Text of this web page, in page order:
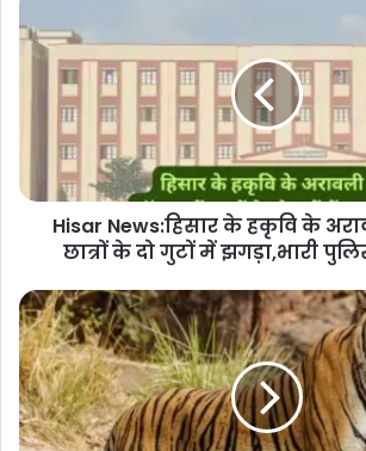
मांगेराम बेनीवाल ने बैडमिंटन
बॉक्स शटल कॉक, 10 रैकेट तथा 4
भेंट कीं
Hisar News:हिसार के हकृवि के
छात्रों के दो गुटों में झगड़ा,भारी